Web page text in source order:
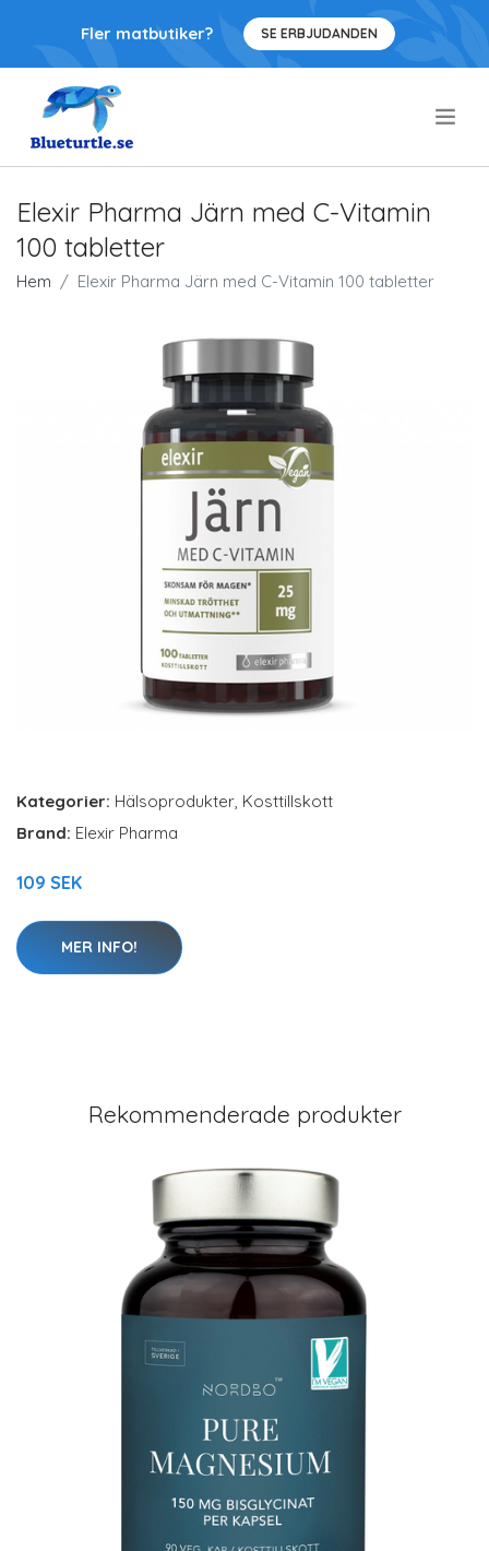
Fler matbutiker? SE ERBJUDANDEN
Elexir Pharma Järn med C-Vitamin
100 tabletter
Hem Elexir Pharma Järn med C-Vitamin 100 tabletter
Kategorier: Hälsoprodukter, Kosttillskott
Brand: Elexir Pharma
109 SEK
MER INFO!
Rekommenderade produkter